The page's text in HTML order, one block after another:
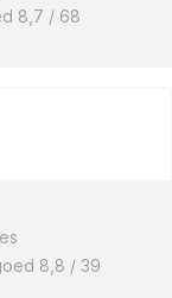
8,7 / 68
8,8 / 39